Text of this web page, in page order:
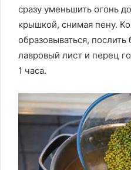
сразу уменьшить огонь
крышкой, снимая пену.
образовываться, послить
лавровый лист и перец
1 часа.